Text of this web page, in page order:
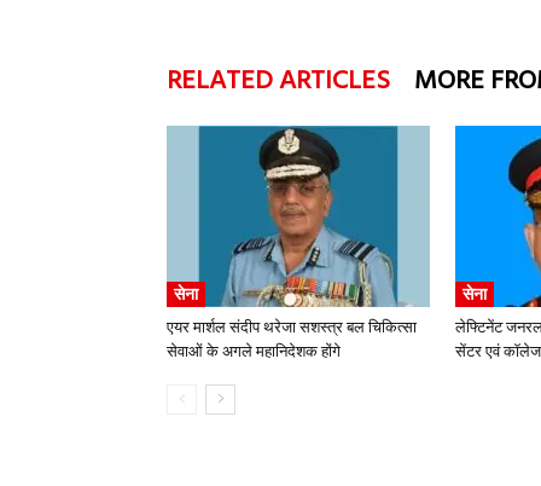
RELATED ARTICLES MORE
सेना
एयर मार्शल संदीप थरेजा सशस्त्र बल चिकित्सा
सेवाओं के अगले महानिदेशक होंगे
सेना
लेफ्टिनेंट
सेंटर एवं